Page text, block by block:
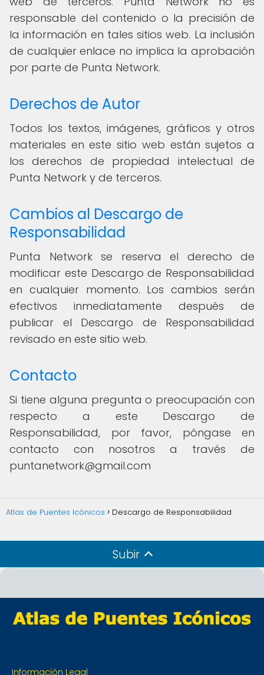
responsable del contenido o la precisión de
la información en tales sitios web. La inclusión
de cualquier enlace no implica la aprobación
por parte de Punta Network.
Derechos de Autor
Todos los textos, imágenes, gráficos y otros
materiales en este sitio web están sujetos a
los derechos de propiedad intelectual de
Punta Network y de terceros.
Cambios al Descargo de
Responsabilidad
Punta Network se reserva el derecho de
modificar este Descargo de Responsabilidad
en cualquier momento. Los cambios serán
efectivos inmediatamente después de
publicar el Descargo de Responsabilidad
revisado en este sitio web.
Contacto
Si tiene alguna pregunta o preocupación con
respecto a este Descargo de
Responsabilidad, por favor, póngase en
contacto con nosotros a través de
puntanetwork@gmail.com
Atlas de Puentes Icónicos Descargo de Responsabilidad
Subir
Información Legal